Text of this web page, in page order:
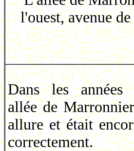
l'ouest, avenue
Dans les années
allée de
allure et était
correctement.